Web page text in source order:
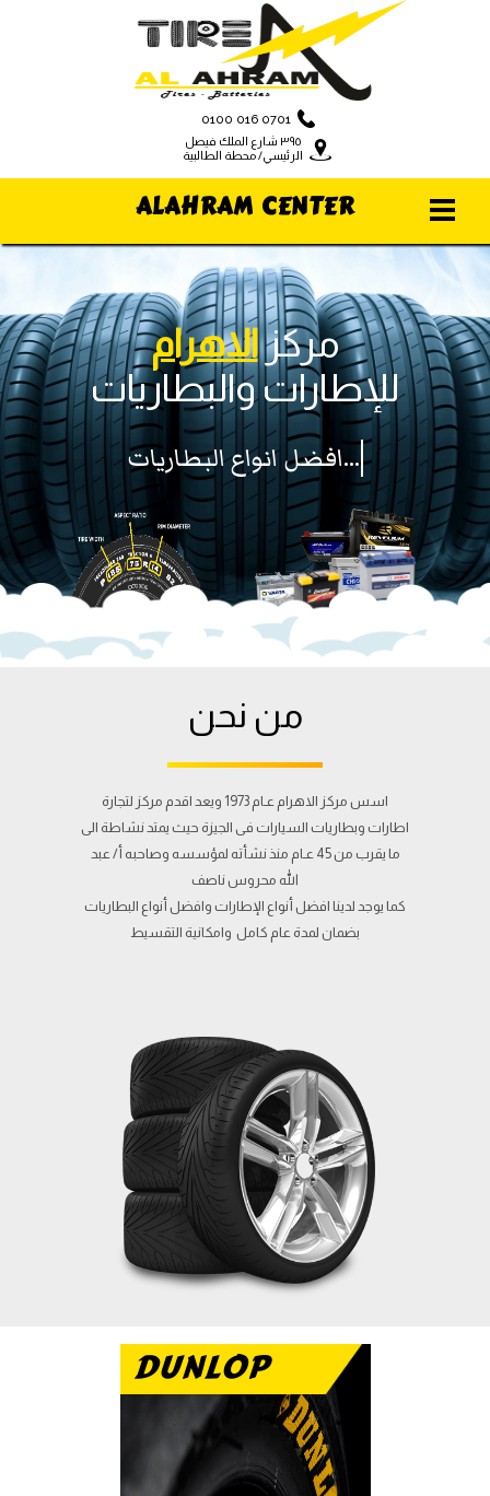
تتميز دانلوب بالاداء
الرياضى والعمر الطويل
DUNLOP
0100 016 0701
٣٩٥ شارع الملك فيصل
الرئيسي/ محطة الطالبية
افضل انواع البطاريات...
مركزالاهرام
للإطارات والبطاريات
من نحن
اسس مركز الاهرام عـام 1973 ويعد اقدم مركز لتجارة
اطارات وبطاريات السيارات فى الجيزة حيث يمتد نشاطة الى
ما يقرب من 45 عـام منذ نشأته لمؤسسه وصاحبه أ/ عبد
الله محروس ناصف
كما يوجد لدينا افضل أنواع الإطارات وافضل أنواع البطاريات
بضمان لمدة عام كامل وامكانية التقسيط
ALAHRAM CENTER